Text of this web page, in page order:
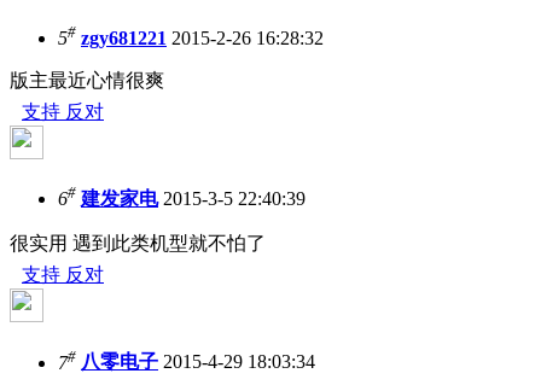
5# zgy681221 2015-2-26 16:28:32
版主最近心情很爽
支持 反对
6# 建发家电2015-3-5 22:40:39
很实用 遇到此类机型就不怕了
支持 反对
7# 八零电子 2015-4-29 18:03:34